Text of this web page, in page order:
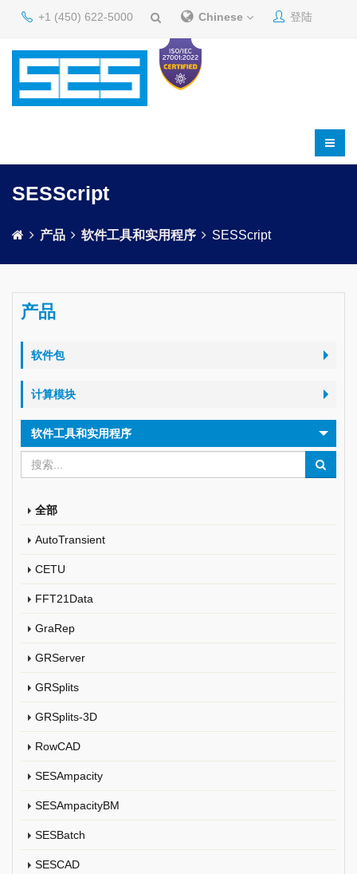
+1 (450) 622-5000 Chinese 登陆
SESScript
产品 软件工具和实用程序 SESScript
产品
软件包
计算模块
软件工具和实用程序
全部
AutoTransient
CETU
FFT21Data
GraRep
GRServer
GRSplits
GRSplits-3D
RowCAD
SESAmpacity
SESAmpacityBM
SESBatch
SESCAD